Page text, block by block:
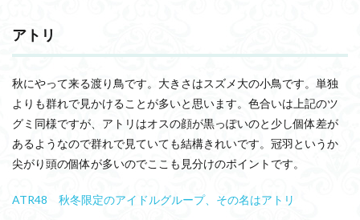
アトリ
秋にやって来る渡り鳥です。大きさはスズメ大の小鳥です。単独
よりも群れで見かけることが多いと思います。色合いは上記のツ
グミ同様ですが、アトリはオスの顔が黒っぽいのと少し個体差が
あるようなので群れで見ていても結構きれいです。冠羽というか
尖がり頭の個体が多いのでここも見分けのポイントです。
ATR48 秋冬限定のアイドルグループ、その名はアトリ